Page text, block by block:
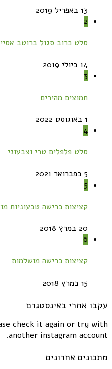
13 באפריל 2019
2
סלט כרוב סגול ברוטב
14 ביולי 2019
3
חמוצים מהירים
1 באוגוסט 2022
4
סלט פלפלים טרי וצבעוני
5 בפברואר 2021
5
קציצות כרישה טבעוניות
20 במרץ 2018
6
קציצות כרישה מושלמות
15 במרץ 2018
עקבו אחרי באינסטגרם
check it again or try with
another instagram account.
מתכונים אחרונים